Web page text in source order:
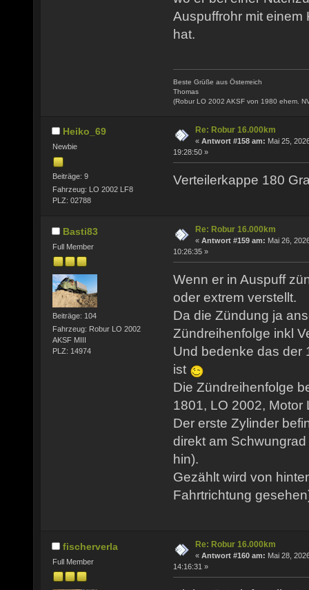
Auspuffrohr mit
hat.
Beste Grüße aus Österreich
Thomas
(Robur LO 2002 AKSF von 1980 ehem.
Heiko_69
Newbie
Beiträge: 9
Fahrzeug: LO 2002 LF8
PLZ: 02788
Re: Robur 16.000km
« Antwort #158 am: Mai 25,
19:28:50 »
Verteilerkappe 180
Basti83
Full Member
Beiträge: 104
Fahrzeug: Robur LO 2002
AKSF MIII
PLZ: 14974
Re: Robur 16.000km
« Antwort #159 am: Mai 26,
10:26:35 »
Wenn er in Auspuff
oder extrem verstellt.
Da die Zündung ja
Zündreihenfolge inkl
Und bedenke das der
ist
Die Zündreihenfolge
1801, LO 2002, Motor
Der erste Zylinder
direkt am
hin).
Gezählt wird von
Fahrtrichtung
fischerverla
Full Member
Re: Robur 16.000km
« Antwort #160 am: Mai 28,
14:16:31 »